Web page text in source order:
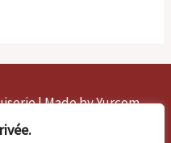
| Made byYurcom